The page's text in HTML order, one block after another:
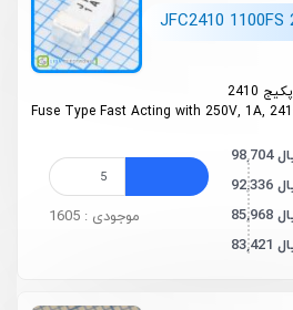
JFC2410 1100FS
Fuse Type Fast Acting with 250V, 1A,
ریال
ریال
ریال
ریال
موجودی : 1605